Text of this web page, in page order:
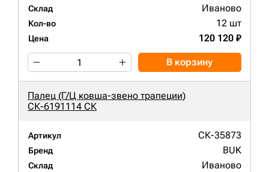
Склад Иваново
Кол-во 12 шт
Цена 120 120 ₽
В корзину
Палец (Г/Ц ковша-звено трапеции)
СК-6191114 СК
Артикул СК-35873
Бренд BUK
Склад Иваново